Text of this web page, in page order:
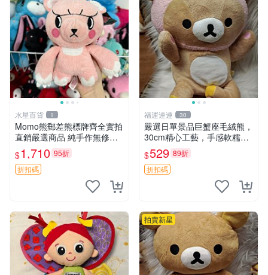
水星百貨 1
Momo熊郵差熊標牌齊全實拍
直銷嚴選商品 純手作無修圖
可收藏 郵差熊 Momo熊 標牌
商品
$1,710 95折
折扣碼
福運連連 30
嚴選日單景品巨蟹座毛絨熊，
30cm精心工藝，手感軟糯推
薦收藏送人 巨蟹座 毛絨玩具
精緻做工
$529 89折
折扣碼
拍賣新星